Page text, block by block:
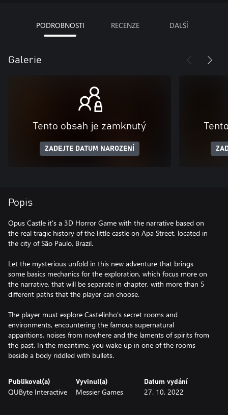
PODROBNOSTI RECENZE DALŠÍ
Galerie
Tento obsah je zamknutý
ZADEJTE DATUM NAROZENÍ
Popis
Opus Castle it's a 3D Horror Game with the narrative based on
the real tragic history of the little castle on Apa Street, located in
the city of São Paulo, Brazil.
Let the mysterious unfold in this new adventure that brings
some basics mechanics for the exploration, which focus more on
the narrative, that will be separate in chapter, with more than 5
different paths that the player can choose.
The player must explore Castelinho's secret rooms and
environments, encountering the famous supernatural
apparitions, noises from nowhere and the laments of spirits from
the past. In the meantime, you wake up in one of the rooms
beside a body riddled with bullets.
Publikoval(a)
QUByte Interactive
Vyvinul(a)
Messier Games
Datum vydání
27. 10. 2022